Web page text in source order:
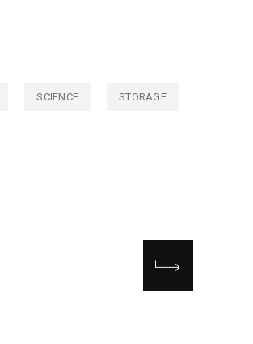
SCIENCE STORAGE